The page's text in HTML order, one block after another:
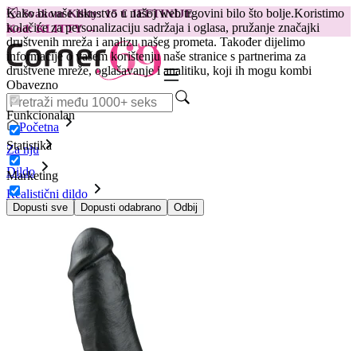
Kako bi vaše iskustvo u našoj web trgovini bilo što bolje.Koristimo
kolačiće za personalizaciju sadržaja i oglasa, pružanje značajki
društvenih mreža i analizu našeg prometa. Također dijelimo
informacije o vašem korištenju naše stranice s partnerima za
društvene mreže, oglašavanje i analitiku, koji ih mogu kombi
Obavezno
Funkcionalan
Statistika
Marketing
Dopusti sve Dopusti odabrano Odbij
😽Svakom Klitty: 15 € JEFTINIJE
Kod: KLITTY →
Početna
Za nju
Dildo
Realistični dildo
Realističan dildo - 20 cm, crni